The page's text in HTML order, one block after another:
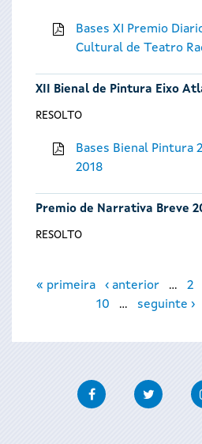
Bases XI Premio
Cultural de Teatro
XII Bienal de Pintura Eixo
RESOLTO
Bases Bienal Pintura
2018
Premio de Narrativa Breve
RESOLTO
Páxinas
« primeira ‹ anterior … 2
10
… seguinte ›
Facebook